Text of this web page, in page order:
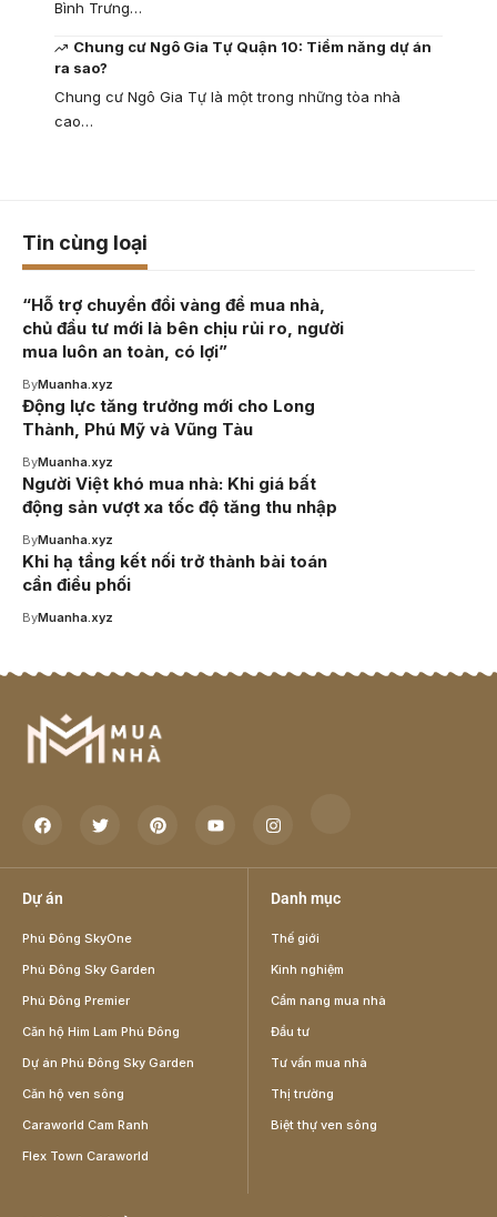
Bình Trưng…
Chung cư Ngô Gia Tự Quận 10: Tiềm năng dự án
ra sao?
Chung cư Ngô Gia Tự là một trong những tòa nhà
cao…
Tin cùng loại
“Hỗ trợ chuyển đổi vàng để mua nhà,
chủ đầu tư mới là bên chịu rủi ro, người
mua luôn an toàn, có lợi”
ByMuanha.xyz
Động lực tăng trưởng mới cho Long
Thành, Phú Mỹ và Vũng Tàu
ByMuanha.xyz
Người Việt khó mua nhà: Khi giá bất
động sản vượt xa tốc độ tăng thu nhập
ByMuanha.xyz
Khi hạ tầng kết nối trở thành bài toán
cần điều phối
ByMuanha.xyz
Dự án
Phú Đông SkyOne
Phú Đông Sky Garden
Phú Đông Premier
Căn hộ Him Lam Phú Đông
Dự án Phú Đông Sky Garden
Căn hộ ven sông
Caraworld Cam Ranh
Flex Town Caraworld
Danh mục
Thế giới
Kinh nghiệm
Cẩm nang mua nhà
Đầu tư
Tư vấn mua nhà
Thị trường
Biệt thự ven sông